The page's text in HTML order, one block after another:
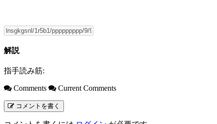
解説
指手読み筋:
Comments Current Comments
コメントを書く